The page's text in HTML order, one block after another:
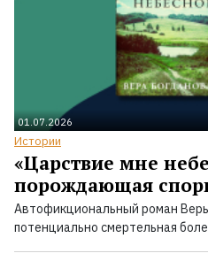
01.07.2026
Истории
«Царствие мне
порождающая
Автофикциональный роман
потенциально смертельная